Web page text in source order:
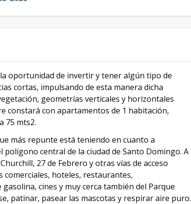
oportunidad de invertir y tener algún tipo de
cortas, impulsando de esta manera dicha
geometrías verticales y horizontales
constará con apartamentos de 1 habitación,
75 mts2.
más repunte está teniendo en cuanto a
central de la ciudad de Santo Domingo. A
27 de Febrero y otras vías de acceso
comerciales, hoteles, restaurantes,
cines y muy cerca también del Parque
patinar, pasear las mascotas y respirar aire puro.